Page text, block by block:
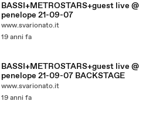
BASSI+METROSTARS+guest live @
penelope 21-09-07
www.svarionato.it
19 anni fa
BASSI+METROSTARS+guest live @
penelope 21-09-07 BACKSTAGE
www.svarionato.it
19 anni fa